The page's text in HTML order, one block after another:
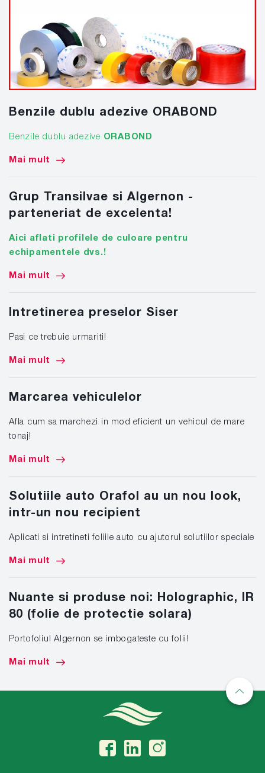
Benzile dublu adezive ORABOND
Benzile dublu adezive ORABOND
Mai mult
Grup Transilvae si Algernon -
parteneriat de excelenta!
Aici aflati profilele de culoare pentru
echipamentele dvs.!
Mai mult
Intretinerea preselor Siser
Pasi ce trebuie urmariti!
Mai mult
Marcarea vehiculelor
Afla cum sa marchezi in mod eficient un vehicul de mare
tonaj!
Mai mult
Solutiile auto Orafol au un nou look,
intr-un nou recipient
Aplicati si intretineti foliile auto cu ajutorul solutiilor speciale
Mai mult
Nuante si produse noi: Holographic, IR
80 (folie de protectie solara)
Portofoliul Algernon se imbogateste cu folii!
Mai mult